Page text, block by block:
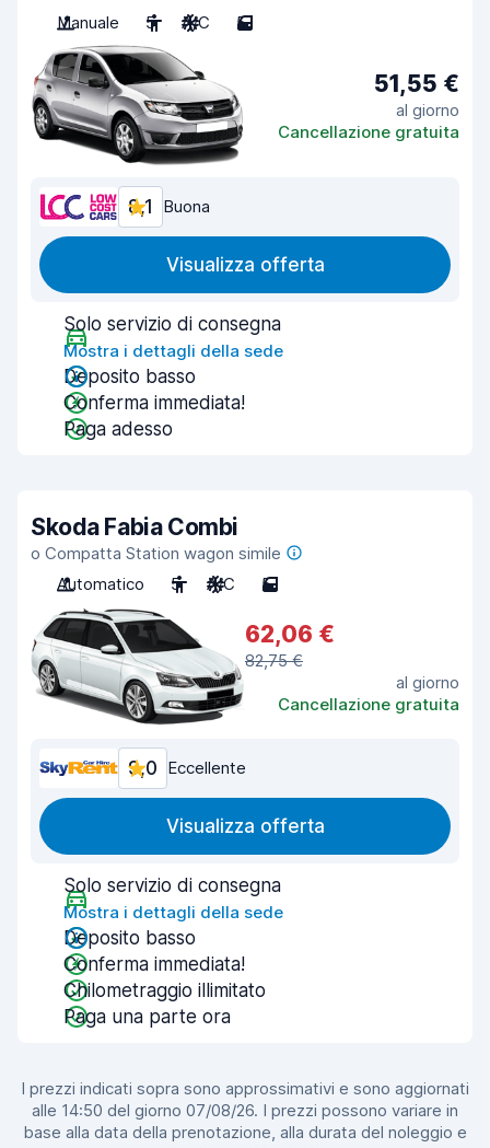
Manuale 5 A/C 5
51,55 €
al giorno
Cancellazione gratuita
8,1 Buona
Visualizza offerta
Solo servizio di consegna
Mostra i dettagli della sede
Deposito basso
Conferma immediata!
Paga adesso
Skoda Fabia Combi
o Compatta Station wagon simile
Automatico
5 A/C 5
62,06 €
82,75 €
al giorno
Cancellazione gratuita
9,0 Eccellente
Visualizza offerta
Solo servizio di consegna
Mostra i dettagli della sede
Deposito basso
Conferma immediata!
Chilometraggio illimitato
Paga una parte ora
I prezzi indicati sopra sono approssimativi e sono aggiornati
alle 14:50 del giorno 07/08/26. I prezzi possono variare in
base alla data della prenotazione, alla durata del noleggio e